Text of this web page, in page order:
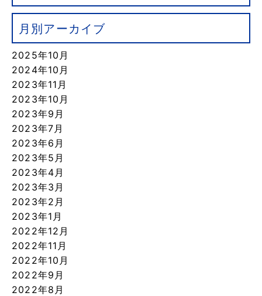
月別アーカイブ
2025年10月
2024年10月
2023年11月
2023年10月
2023年9月
2023年7月
2023年6月
2023年5月
2023年4月
2023年3月
2023年2月
2023年1月
2022年12月
2022年11月
2022年10月
2022年9月
2022年8月